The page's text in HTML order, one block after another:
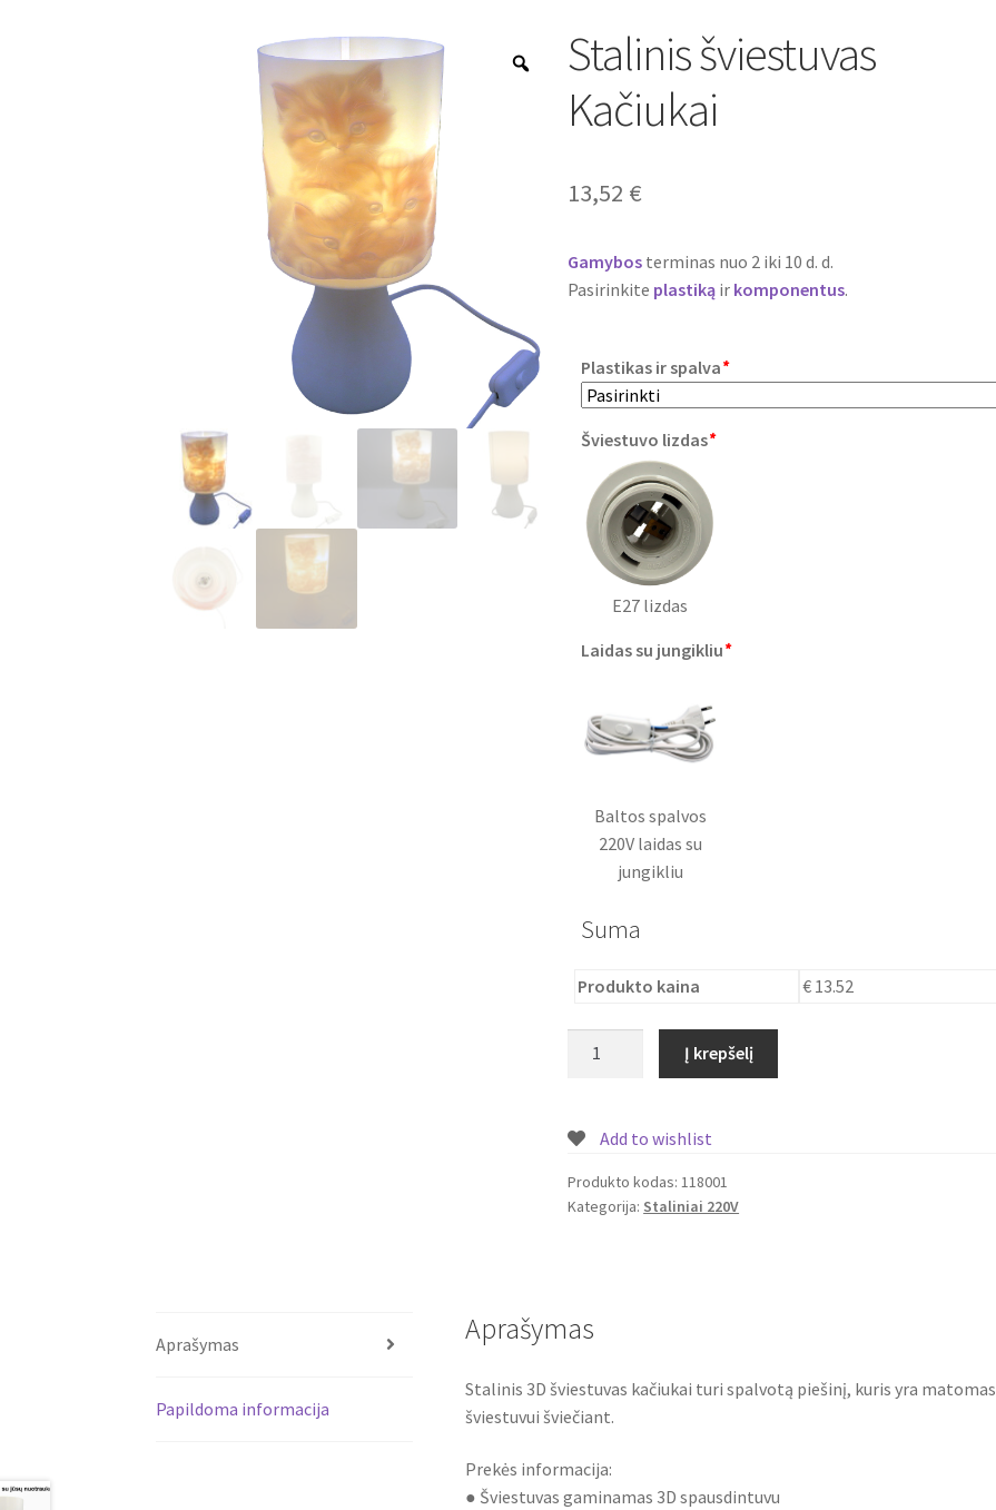
ZoomStalinis šviestuvas
Kačiukai
13,52 €
Gamybos terminas nuo 2 iki 10 d. d.
Pasirinkite plastiką ir komponentus.
Plastikas ir spalva*
Šviestuvo lizdas*
E27 lizdas
Laidas su jungikliu*
Baltos spalvos
220V laidas su
jungikliu
Suma
Produkto kaina € 13.52
Kačiukai
Į krepšelį
Add to wishlist
Produkto kodas:118001
Kategorija: Staliniai 220V
Aprašymas
Papildoma informacija
Aprašymas
Stalinis 3D šviestuvas kačiukai turi spalvotą piešinį, kuris yra matomas
šviestuvui šviečiant.
Prekės informacija:
● Šviestuvas gaminamas 3D spausdintuvu